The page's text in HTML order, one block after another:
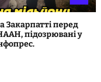
Закарпатті перед
підозрювані у